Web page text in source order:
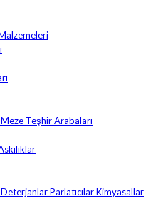
Teşhir Arabaları
Parlatıcılar Kimyasallar